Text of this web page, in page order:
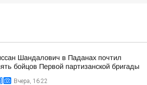
Шандалович в Паданах почтил
бойцов Первой партизанской бригады
Вчера, 16:22